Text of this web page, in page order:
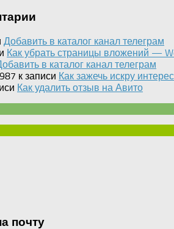
Добавить в каталог канал телеграм
Как убрать страницы вложений —
в каталог канал телеграм
к записи Как зажечь искру
Как удалить отзыв на Авито
почту